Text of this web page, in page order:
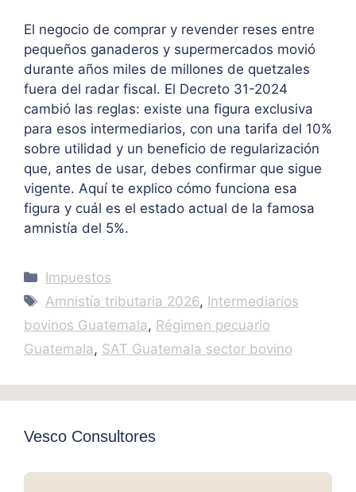
El negocio de comprar y revender reses entre
pequeños ganaderos y supermercados movió
durante años miles de millones de quetzales
fuera del radar fiscal. El Decreto 31-2024
cambió las reglas: existe una figura exclusiva
para esos intermediarios, con una tarifa del 10%
sobre utilidad y un beneficio de regularización
que, antes de usar, debes confirmar que sigue
vigente. Aquí te explico cómo funciona esa
figura y cuál es el estado actual de la famosa
amnistía del 5%.
Categories
Impuestos
Tags
Amnistía tributaria 2026, Intermediarios
bovinos Guatemala, Régimen pecuario
Guatemala, SAT Guatemala sector bovino
Vesco Consultores